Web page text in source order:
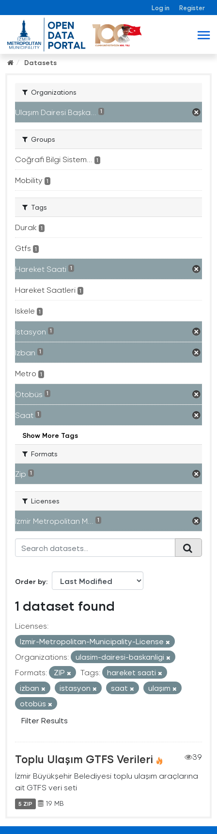
Log in Register
Datasets
Organizations
Ulaşım Dairesi Başka... 1
Groups
Coğrafi Bilgi Sistem... 1
Mobility 1
Tags
Durak 1
Gtfs 1
Hareket Saati 1
Hareket Saatleri 1
Iskele 1
Istasyon 1
Izban 1
Metro 1
Otobüs 1
Saat 1
Show More Tags
Formats
Zip 1
Licenses
Izmir Metropolitan M... 1
Order by
1 dataset found
Licenses:
Izmir-Metropolitan-Municipality-License
Organizations:
ulasim-dairesi-baskanligi
Formats:
ZIP Tags:
hareket saati
izban
istasyon saat
ulaşım
otobüs
Filter Results
Toplu Ulaşım GTFS Verileri
39
İzmir Büyükşehir Belediyesi toplu ulaşım araçlarına
ait GTFS veri seti
5 ZIP 19 MB